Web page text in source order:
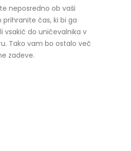
neposredno ob vaši
čas, ki bi ga
vsakič do uničevalnika v
Tako vam bo ostalo več
zadeve.